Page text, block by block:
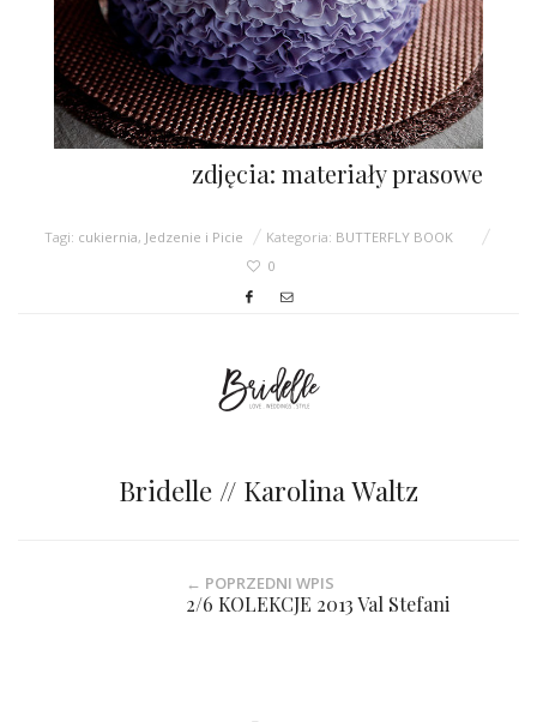
zdjęcia: materiały prasowe
Tagi: cukiernia, Jedzenie i Picie Kategoria: BUTTERFLY BOOK
0
Bridelle // Karolina Waltz
← POPRZEDNI WPIS
2/6 KOLEKCJE 2013 Val Stefani